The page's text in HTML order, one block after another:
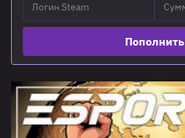
Пополнить